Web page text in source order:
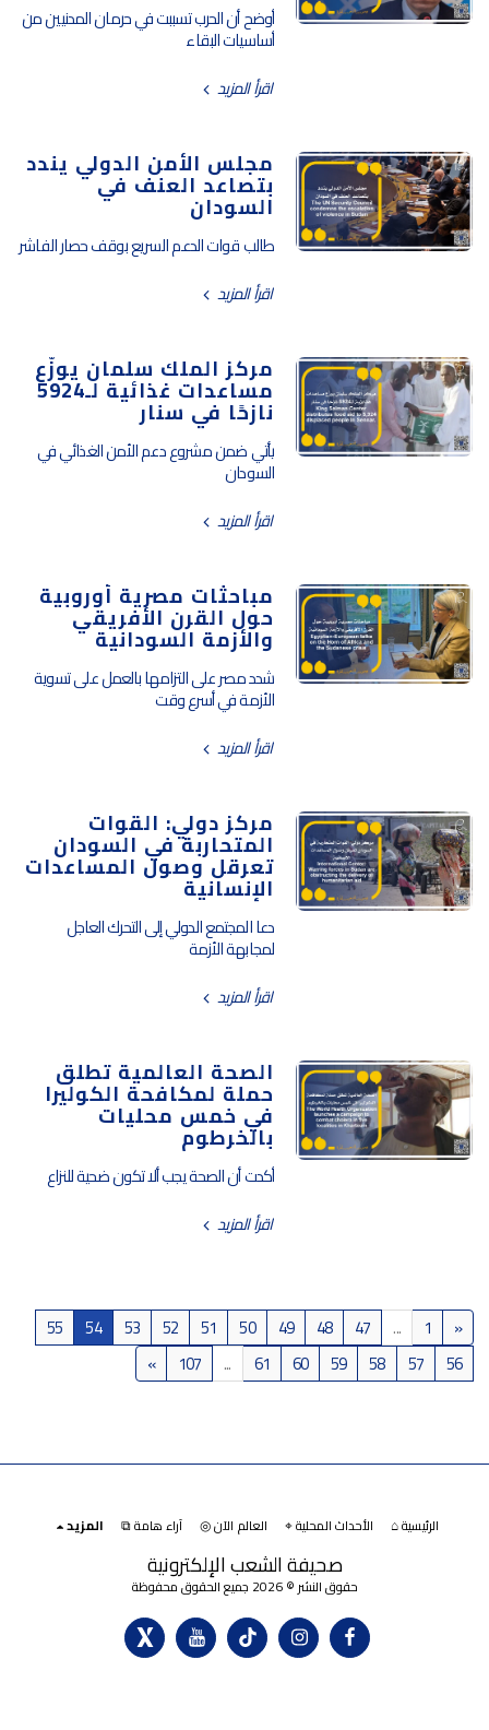
أوضح أن الحرب تسببت في حرمان المدنيين من
أساسيات البقاء
اقرأ المزيد
مجلس الأمن الدولي يندد
بتصاعد العنف في
السودان
طالب قوات الدعم السريع بوقف حصار الفاشر
اقرأ المزيد
مركز الملك سلمان يوزّع
مساعدات غذائية لـ5924
نازحًا في سنار
يأتي ضمن مشروع دعم الأمن الغذائي في
السودان
اقرأ المزيد
مباحثات مصرية أوروبية
حول القرن الأفريقي
والأزمة السودانية
شدد مصر على التزامها بالعمل على تسوية
الأزمة في أسرع وقت
اقرأ المزيد
مركز دولي: القوات
المتحاربة في السودان
تعرقل وصول المساعدات
الإنسانية
دعا المجتمع الدولي إلى التحرك العاجل
لمجابهة الأزمة
اقرأ المزيد
الصحة العالمية تطلق
حملة لمكافحة الكوليرا
في خمس محليات
بالخرطوم
أكدت أن الصحة يجب ألا تكون ضحية للنزاع
اقرأ المزيد
«
1
...
47
48
49
50
51
52
53
54
55
56
57
58
59
60
61
...
107
»
صحيفة الشعب الإلكترونية
حقوق النشر © 2026 جميع الحقوق محفوظة
الرئيسية ⌂ الأحداث المحلية ⌖ العالم الآن ◎ آراء هامة ⧉ المزيد